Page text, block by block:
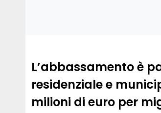
L’abbassamento è
residenziale e
milioni di euro per